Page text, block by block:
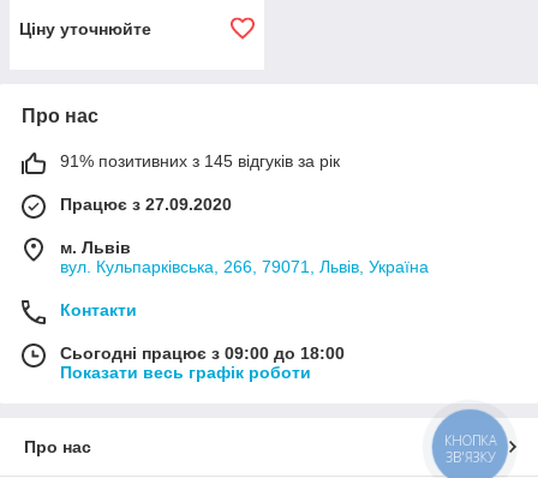
Ціну уточнюйте
Про нас
91% позитивних з 145 відгуків за рік
Працює з 27.09.2020
м. Львів
вул. Кульпарківська, 266, 79071, Львів, Україна
Контакти
Сьогодні працює з 09:00 до 18:00
Показати весь графік роботи
Про нас
КНОПКА
ЗВ'ЯЗКУ